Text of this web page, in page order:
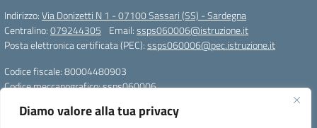
Diamo valore alla tua privacy
Indirizzo:Via Donizetti N 1 - 07100 Sassari (SS) - Sardegna
Centralino:079244305 Email:ssps060006@istruzione.it
Posta elettronica certificata (PEC):ssps060006@pec.istruzione.it
Codice fiscale: 80004480903
Codice meccanografico:ssps060006
Codice unico di fatturazione (CUF): UFZDAC